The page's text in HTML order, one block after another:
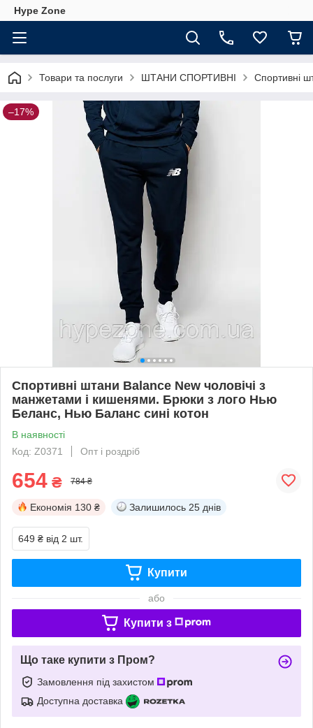
Hype Zone
Товари та послуги ШТАНИ СПОРТИВНІ Спортивні
–17%
Спортивні штани Balance New чоловічі з
манжетами і кишенями. Брюки з лого Нью
Беланс, Нью Баланс сині котон
В наявності
Код: Z0371
Опт і роздріб
654 ₴ 784 ₴
Економія 130 ₴ Залишилось 25 днів
649 ₴ від 2 шт.
Купити
або
Купити з
Що таке купити з Пром?
Замовлення під захистом
Доступна доставка